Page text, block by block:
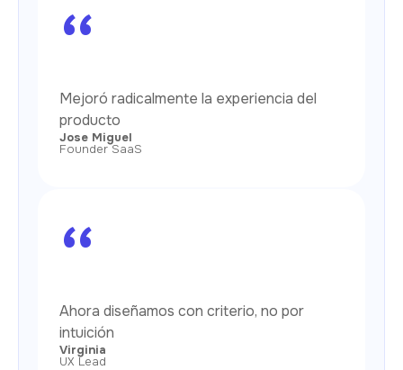
“
Mejoró radicalmente la experiencia del
producto
Jose Miguel
Founder SaaS
“
Ahora diseñamos con criterio, no por
intuición
Virginia
UX Lead